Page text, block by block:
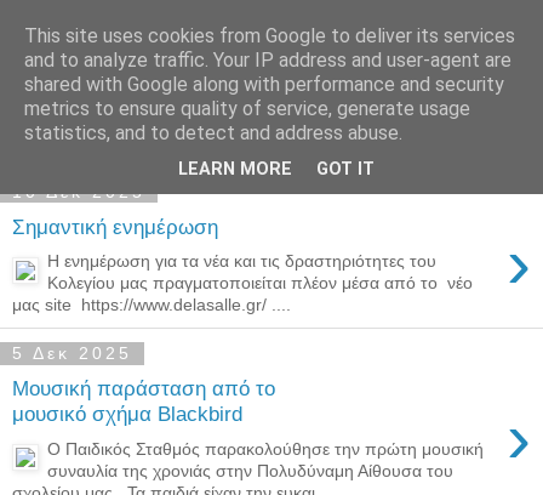
Παιδικός Σταθμός-
Νηπιαγωγείο "ΔΕΛΑΣΑΛ"
10 Δεκ 2025
Σημαντική ενημέρωση ›
Η ενημέρωση για τα νέα και τις δραστηριότητες του
Κολεγίου μας πραγματοποιείται πλέον μέσα από το νέο
μας site https://www.delasalle.gr/ ....
5 Δεκ 2025
Μουσική παράσταση από το
μουσικό σχήμα Blackbird
›
Ο Παιδικός Σταθμός παρακολούθησε την πρώτη μουσική
συναυλία της χρονιάς στην Πολυδύναμη Αίθουσα του
This site uses cookies from Google to deliver its services
and to analyze traffic. Your IP address and user-agent are
shared with Google along with performance and security
metrics to ensure quality of service, generate usage
statistics, and to detect and address abuse.
LEARN MORE GOT IT